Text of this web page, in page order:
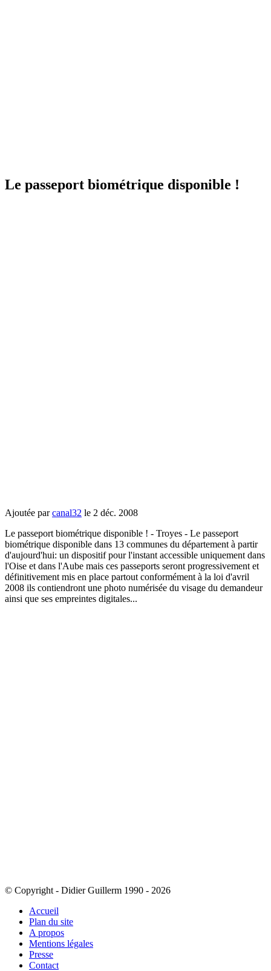
Le passeport biométrique disponible !
Ajoutée parcanal32 le 2 déc. 2008
Le passeport biométrique disponible ! - Troyes - Le passeport
biométrique disponible dans 13 communes du département à partir
d'aujourd'hui: un dispositif pour l'instant accessible uniquement dans
l'Oise et dans l'Aube mais ces passeports seront progressivement et
définitivement mis en place partout conformément à la loi d'avril
2008 ils contiendront une photo numérisée du visage du demandeur
ainsi que ses empreintes digitales...
© Copyright - Didier Guillerm 1990 - 2026
Accueil
Plan du site
A propos
Mentions légales
Presse
Contact